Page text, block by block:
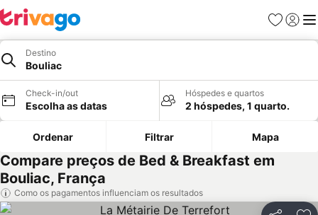
Favoritos
Iniciar
Destino
Bouliac
Check-in/out
Escolha as datas
Hóspedes e quartos
2 hóspedes, 1 quarto.
Ordenar Filtrar Mapa
Compare preços de Bed & Breakfast em
Bouliac, França
Como os pagamentos influenciam os resultados